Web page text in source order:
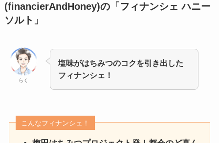
(financierAndHoney)の「フィナンシェ ハニー
ソルト」
らく
塩味がはちみつのコクを引き出した
フィナンシェ！
こんなフィナンシェ！